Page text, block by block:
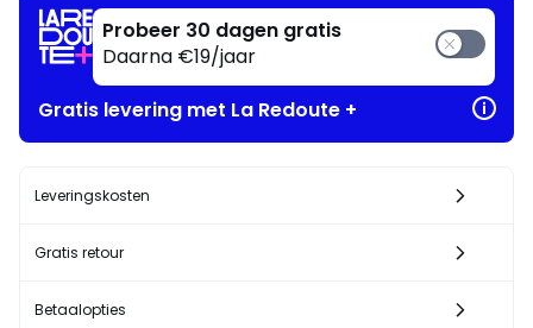
Probeer 30 dagen gratis
Daarna €19/jaar
Gratis levering met La Redoute +
Leveringskosten
Gratis retour
Betaalopties